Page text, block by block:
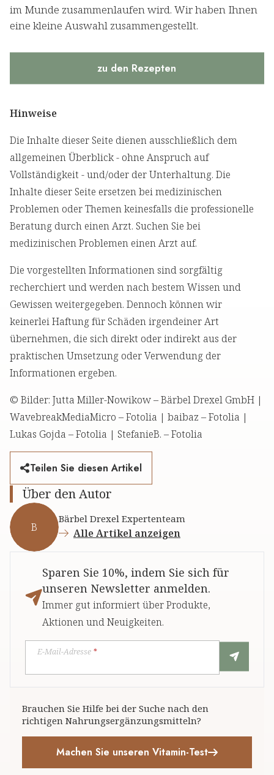
im Munde zusammenlaufen wird. Wir haben Ihnen
eine kleine Auswahl zusammengestellt.
zu den Rezepten
Hinweise
Die Inhalte dieser Seite dienen ausschließlich dem
allgemeinen Überblick - ohne Anspruch auf
Vollständigkeit - und/oder der Unterhaltung. Die
Inhalte dieser Seite ersetzen bei medizinischen
Problemen oder Themen keinesfalls die professionelle
Beratung durch einen Arzt. Suchen Sie bei
medizinischen Problemen einen Arzt auf.
Die vorgestellten Informationen sind sorgfältig
recherchiert und werden nach bestem Wissen und
Gewissen weitergegeben. Dennoch können wir
keinerlei Haftung für Schäden irgendeiner Art
übernehmen, die sich direkt oder indirekt aus der
praktischen Umsetzung oder Verwendung der
Informationen ergeben.
© Bilder: Jutta Miller-Nowikow – Bärbel Drexel GmbH |
WavebreakMediaMicro – Fotolia | baibaz – Fotolia |
Lukas Gojda – Fotolia | StefanieB. – Fotolia
Teilen Sie diesen Artikel
Über den Autor
B
Bärbel Drexel Expertenteam
Alle Artikel anzeigen
Sparen Sie 10%, indem Sie sich für
unseren Newsletter anmelden.
Immer gut informiert über Produkte,
Aktionen und Neuigkeiten.
E-Mail-Adresse *
Brauchen Sie Hilfe bei der Suche nach den
richtigen Nahrungsergänzungsmitteln?
Machen Sie unseren Vitamin-Test